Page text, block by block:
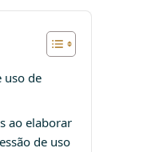
uso de
ao elaborar
de uso